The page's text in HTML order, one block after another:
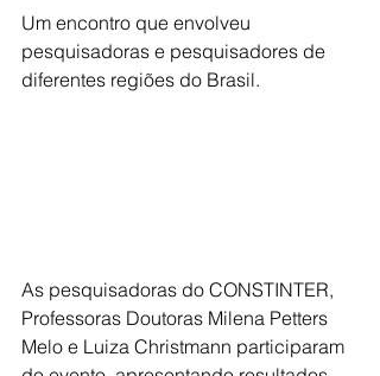
Um encontro que envolveu
pesquisadoras e pesquisadores de
diferentes regiões do Brasil.
As pesquisadoras do CONSTINTER,
Professoras Doutoras Milena Petters
Melo e Luiza Christmann participaram